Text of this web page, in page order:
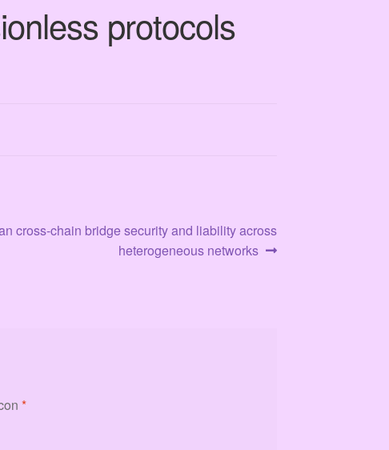
protocols
cross-chain bridge security and liability across
heterogeneous networks
*